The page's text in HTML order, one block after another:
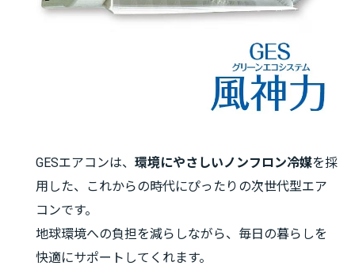
GESエアコンは、 環境にやさしいノンフロン冷媒を採
用した、これからの時代にぴったりの次世代型エア
コンです。
地球環境への負担を減らしながら、毎日の暮らしを
快適にサポートしてくれます。